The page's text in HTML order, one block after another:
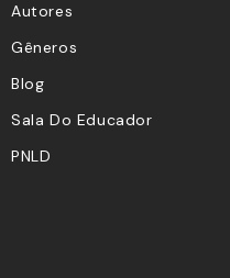
Autores
Gêneros
Blog
Sala Do Educador
PNLD